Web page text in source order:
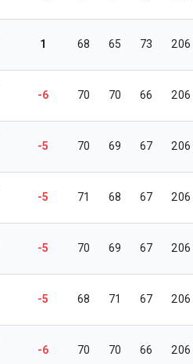
1 68 65 73 206
-6 70 70 66 206
-5 70 69 67 206
-5 71 68 67 206
-5 70 69 67 206
-5 68 71 67 206
-6 70 70 66 206